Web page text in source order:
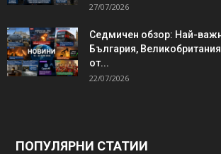
27/07/2026
Седмичен обзор: Най-
България,
от...
22/07/2026
ПОПУЛЯРНИ СТАТИИ